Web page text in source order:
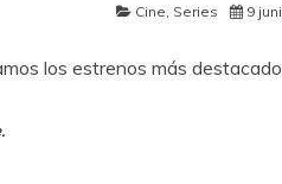
Cine Series 9
los estrenos más